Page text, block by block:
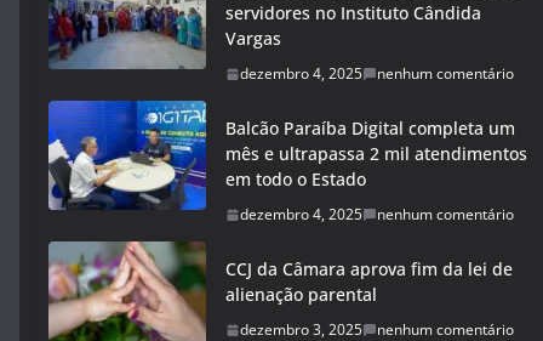
servidores no Instituto Cândida
Vargas
dezembro 4, 2025 nenhum comentário
Balcão Paraíba Digital completa um
mês e ultrapassa 2 mil atendimentos
em todo o Estado
dezembro 4, 2025 nenhum comentário
CCJ da Câmara aprova fim da lei de
alienação parental
dezembro 3, 2025 nenhum comentário